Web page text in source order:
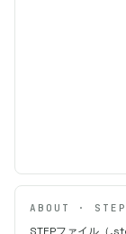
ABOUT · STEP
STEPファイル（